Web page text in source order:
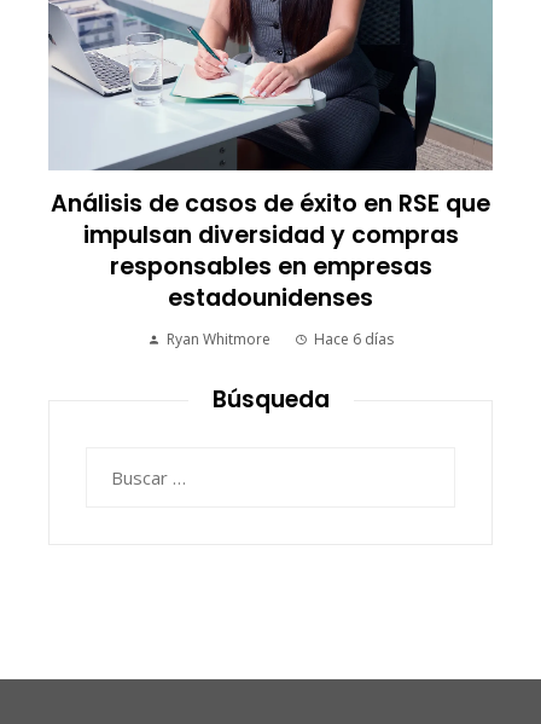
que
Cómo las empresas alemanas
aplican la RSE para mejorar la
eficiencia energética en polos
fabriles
Yuliza Hermán Hace 1 semana
Búsqueda